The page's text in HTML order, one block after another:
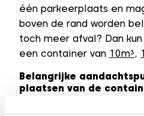
één parkeerplaats en
boven de rand worden
toch meer afval? Dan
een container van 10m³,
Belangrijke
plaatsen van de